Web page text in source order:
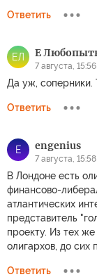
Ответить
ЕЛ Е
7 августа, 15:56
Да уж, соперники.
Ответить
E engenius
7 августа, 15:58
В Лондоне есть
финансово-
атлантических
представитель
проекту. Из тех
олигархов, до сих
Ответить